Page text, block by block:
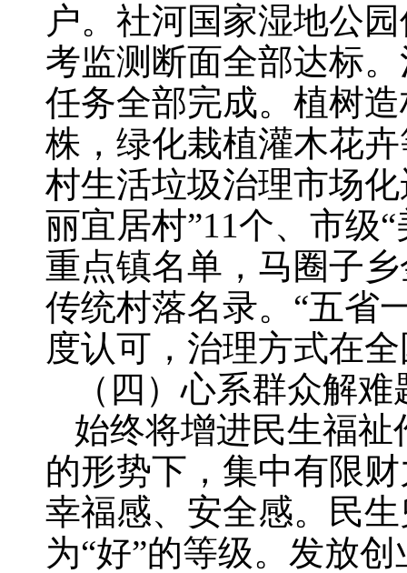
户。社河国家湿地公
考监测断面全部达标
任务全部完成。植树
株，绿化栽植灌木花
村生活垃圾治理市场
丽宜居村”11个、市级
重点镇名单，马圈子
传统村落名录。“五省
度认可，治理方式在
（四）心系群众解
始终将增进民生福
的形势下，集中有限
幸福感、安全感。民
为“好”的等级。发放